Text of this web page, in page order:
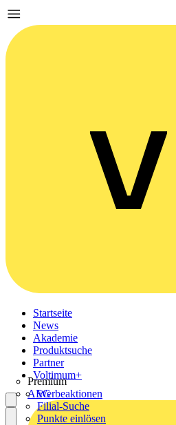
Startseite
News
Akademie
Produktsuche
Partner
Premium
AEG
Voltimum+
Werbeaktionen
Filial-Suche
Punkte einlösen